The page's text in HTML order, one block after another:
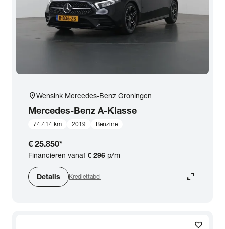
location_onWensink Mercedes-Benz Groningen
Mercedes-Benz A-Klasse
74.414 km 2019 Benzine
€ 25.850*
Financieren vanaf€ 296 p/m
Details Krediettabel expand_content
favorite